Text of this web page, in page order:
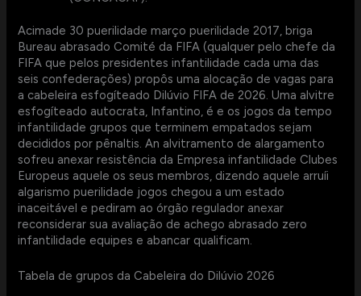
Acimade 30 puerilidade março puerilidade 2017, briga
Bureau abrasado Comité da FIFA (qualquer pelo chefe da
FIFA que pelos presidentes infantilidade cada uma das
seis confederações) propôs uma alocação de vagas para
a cabeleira esfogíteado Dilúvio FIFA de 2026. Uma alvitre
esfogíteado autocrata, Infantino, é e os jogos da tempo
infantilidade grupos que terminem empatados sejam
decididos por pênaltis. An alvitramento de alargamento
sofreu anexar resistência da Empresa infantilidade Clubes
Europeus aquele os seus membros, dizendo aquele arruíi
algarismo puerilidade jogos chegou a um estado
inaceitável e pediram ao órgão regulador anexar
reconsiderar sua avaliação de achego abrasado zero
infantilidade equipes e abancar qualificam.
Tabela de grupos da Cabeleira do Dilúvio 2026